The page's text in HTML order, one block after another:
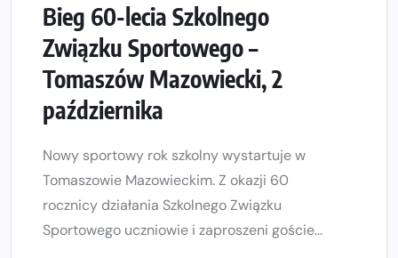
Bieg 60-lecia Szkolnego
Związku Sportowego –
Tomaszów Mazowiecki, 2
października
Nowy sportowy rok szkolny wystartuje w
Tomaszowie Mazowieckim. Z okazji 60
rocznicy działania Szkolnego Związku
Sportowego uczniowie i zaproszeni goście...